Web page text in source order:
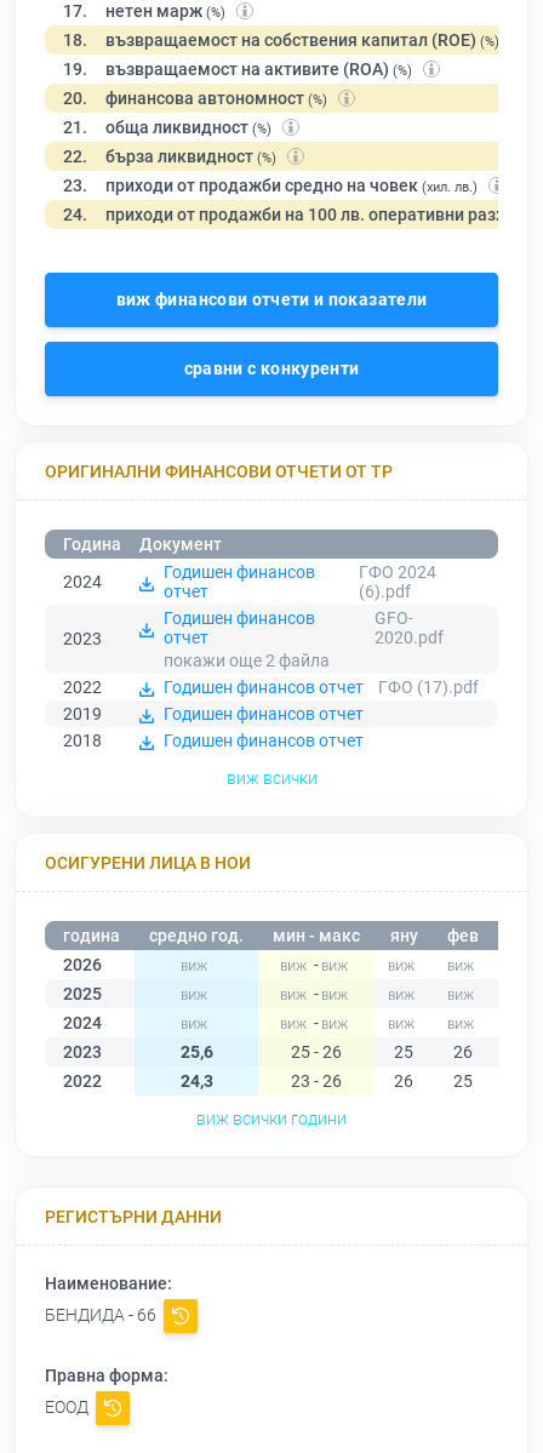
17. нетен марж (%)
18. възвращаемост на собствения капитал (ROE) (%)
19. възвращаемост на активите (ROA) (%)
20. финансова автономност (%)
21. обща ликвидност (%)
22. бърза ликвидност (%)
23. приходи от продажби средно на човек (хил. лв.)
24. приходи от продажби на 100 лв. оперативни разходи
виж финансови отчети и показатели
сравни с конкуренти
ОРИГИНАЛНИ ФИНАНСОВИ ОТЧЕТИ ОТ ТР
Година
Документ
2024
Годишен финансов
отчет
ГФО 2024
(6).pdf
2023
Годишен финансов
отчет
GFO-
2020.pdf
покажи още 2файла
2022
Годишен финансов отчет
ГФО (17).pdf
2019
Годишен финансов отчет
2018
Годишен финансов отчет
виж всички
ОСИГУРЕНИ ЛИЦА В НОИ
година средно год. мин - макс яну фев
2026
-
2025
-
2024
-
2023
25,6 25 - 26 25 26
2022
24,3 23 - 26 26 25
виж всички години
РЕГИСТЪРНИ ДАННИ
Наименование:
БЕНДИДА - 66
Правна форма:
ЕООД